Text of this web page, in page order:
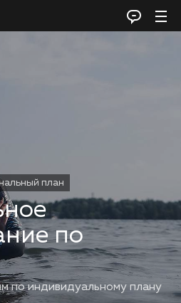
план
по
по индивидуальному плану